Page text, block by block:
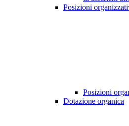
Posizioni
Posizioni
Dotazione organica